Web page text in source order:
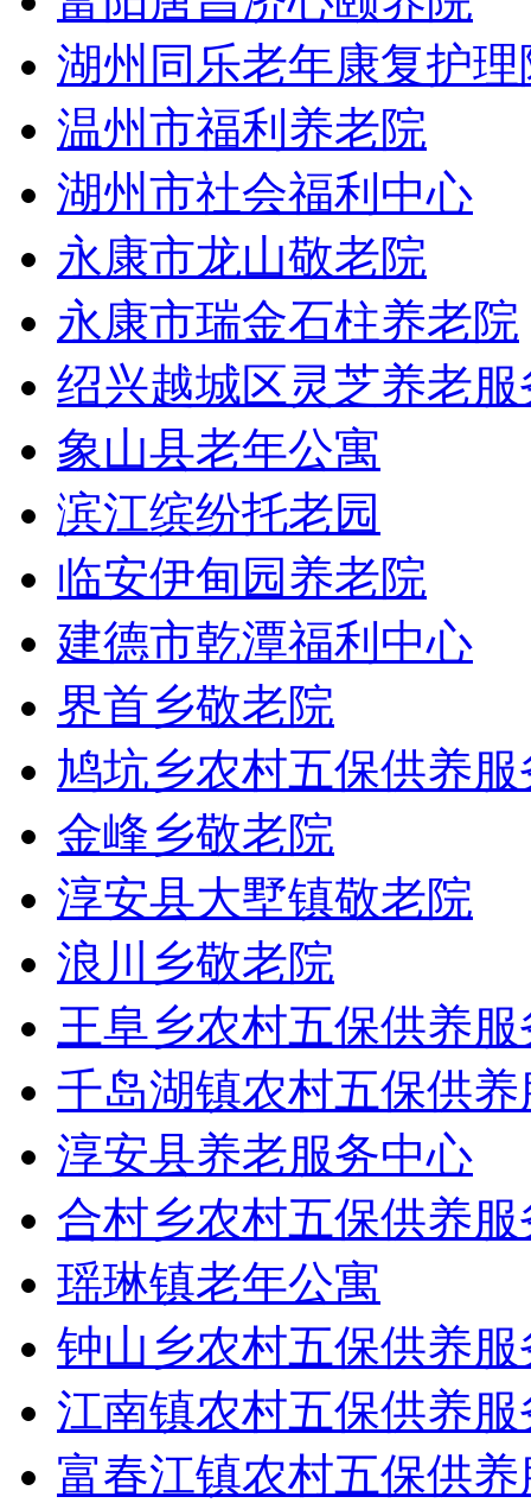
湖州同乐老年康复护
温州市福利养老院
湖州市社会福利中心
永康市龙山敬老院
永康市瑞金石柱养老院
绍兴越城区灵芝养老
象山县老年公寓
滨江缤纷托老园
临安伊甸园养老院
建德市乾潭福利中心
界首乡敬老院
鸠坑乡农村五保供养
金峰乡敬老院
淳安县大墅镇敬老院
浪川乡敬老院
王阜乡农村五保供养
千岛湖镇农村五保供
淳安县养老服务中心
合村乡农村五保供养
瑶琳镇老年公寓
钟山乡农村五保供养
江南镇农村五保供养
富春江镇农村五保供